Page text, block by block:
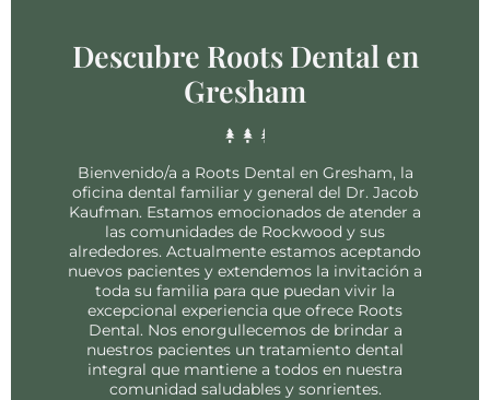
Descubre Roots Dental en
Gresham
Bienvenido/a a Roots Dental en Gresham, la
oficina dental familiar y general del Dr. Jacob
Kaufman. Estamos emocionados de atender a
las comunidades de Rockwood y sus
alrededores. Actualmente estamos aceptando
nuevos pacientes y extendemos la invitación a
toda su familia para que puedan vivir la
excepcional experiencia que ofrece Roots
Dental. Nos enorgullecemos de brindar a
nuestros pacientes un tratamiento dental
integral que mantiene a todos en nuestra
comunidad saludables y sonrientes.